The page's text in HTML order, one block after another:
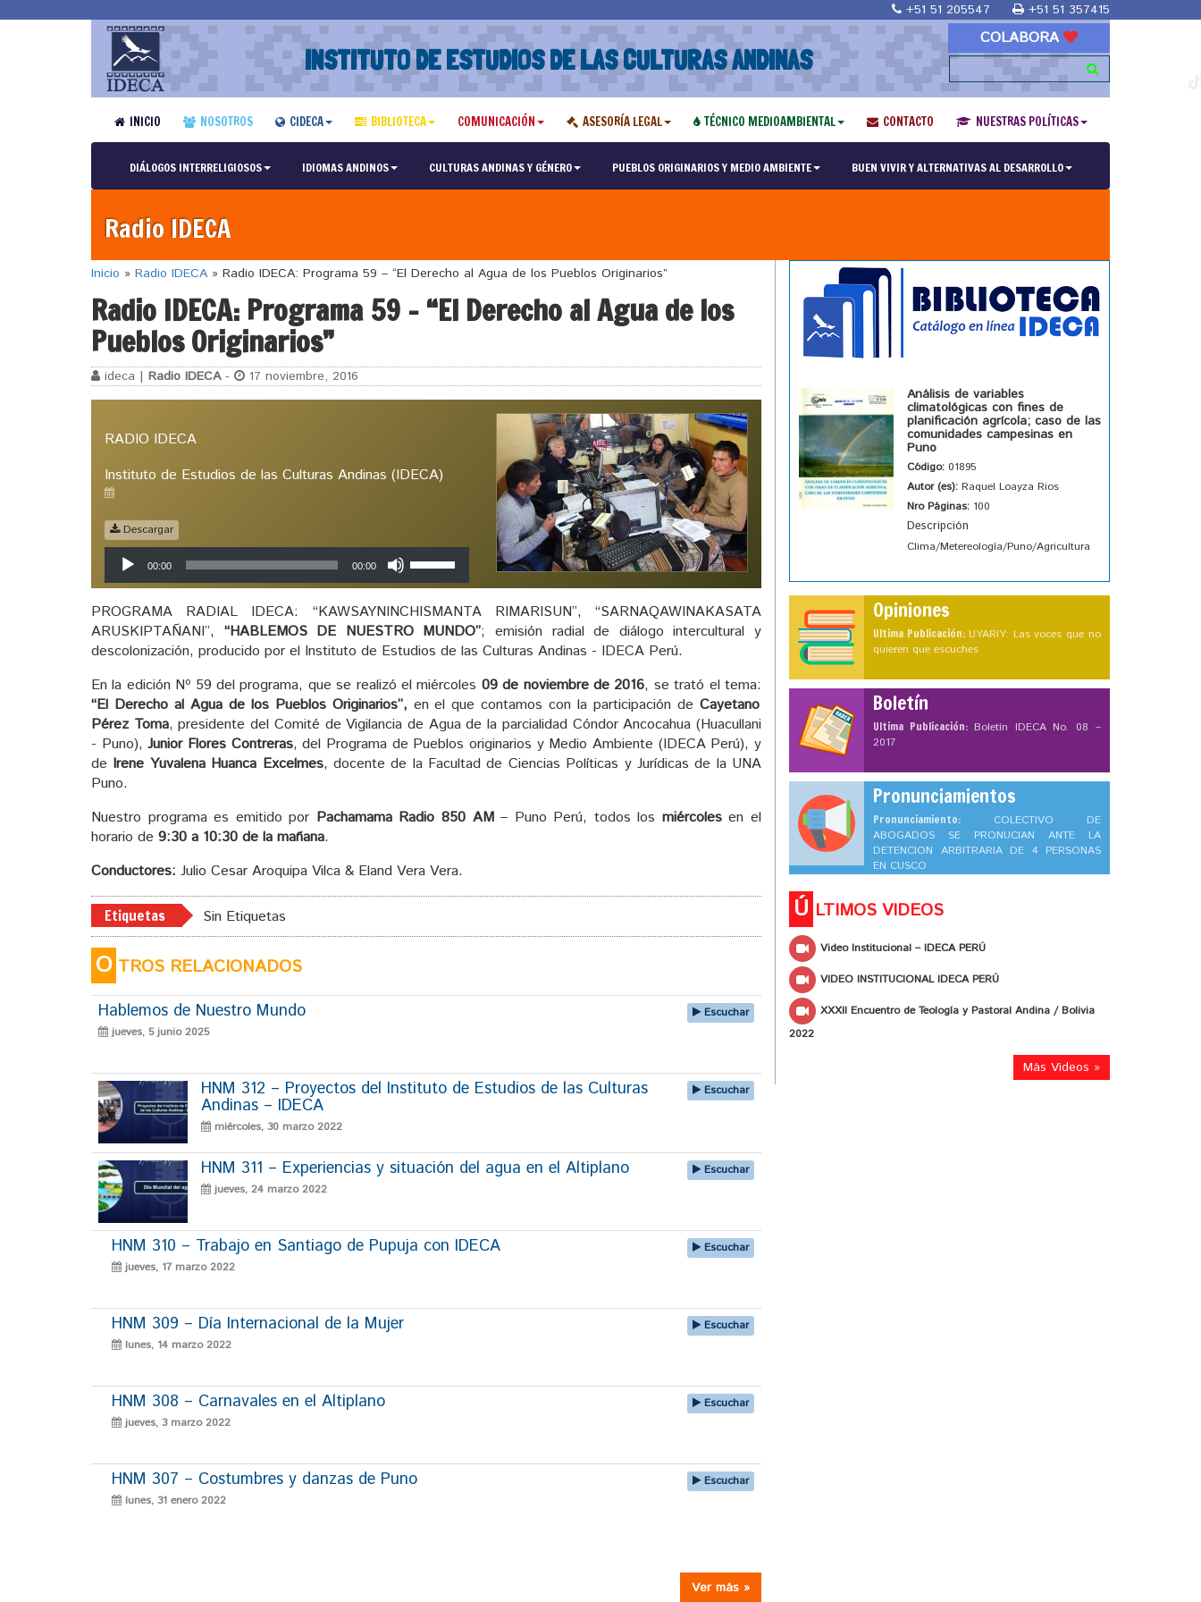
+51 51 205547 +51 51 357415
INSTITUTO DE ESTUDIOS DE LAS CULTURAS ANDINAS
COLABORA
INICIO NOSOTROS CIDECA BIBLIOTECA COMUNICACIÓN ASESORÍA LEGAL TÉCNICO MEDIOAMBIENTAL CONTACTO NUESTRAS POLÍTICAS
DIÁLOGOS INTERRELIGIOSOS IDIOMAS ANDINOS CULTURAS ANDINAS Y GÉNERO PUEBLOS ORIGINARIOS Y MEDIO AMBIENTE BUEN VIVIR Y ALTERNATIVAS AL DESARROLLO
Radio IDECA
Inicio » Radio IDECA » Radio IDECA: Programa 59 – “El Derecho al Agua de los Pueblos Originarios”
Radio IDECA: Programa 59 – “El Derecho al Agua de los
Pueblos Originarios”
ideca | Radio IDECA- 17 noviembre, 2016
RADIO IDECA
Instituto de Estudios de las Culturas Andinas (IDECA)
Descargar
Reproductor
de
audio
00:00 00:00
de
flecha
arriba/abajo
aumentar
o
disminuir
el
volumen.
PROGRAMA RADIAL IDECA: “KAWSAYNINCHISMANTA RIMARISUN”, “SARNAQAWINAKASATA
ARUSKIPTAÑANI”, “HABLEMOS DE NUESTRO MUNDO”; emisión radial de diálogo intercultural y
descolonización, producido por el Instituto de Estudios de las Culturas Andinas - IDECA Perú.
En la edición Nº 59 del programa, que se realizó el miércoles 09 de noviembre de 2016, se trató el tema:
“El Derecho al Agua de los Pueblos Originarios”, en el que contamos con la participación de Cayetano
Pérez Toma, presidente del Comité de Vigilancia de Agua de la parcialidad Cóndor Ancocahua (Huacullani
- Puno),Junior Flores Contreras, del Programa de Pueblos originarios y Medio Ambiente (IDECA Perú), y
de Irene Yuvalena Huanca Excelmes, docente de la Facultad de Ciencias Políticas y Jurídicas de la UNA
Puno.
Nuestro programa es emitido por Pachamama Radio 850 AM– Puno Perú, todos los miércolesen el
horario de 9:30 a 10:30 de la mañana.
Conductores: Julio Cesar Aroquipa Vilca & Eland Vera Vera.
Etiquetas Sin Etiquetas
O TROS RELACIONADOS
Hablemos de Nuestro Mundo
jueves, 5 junio 2025
Escuchar
HNM 312 – Proyectos del Instituto de Estudios de las Culturas
Andinas – IDECA
miércoles, 30 marzo 2022
Escuchar
HNM 311 – Experiencias y situación del agua en el Altiplano
jueves, 24 marzo 2022
Escuchar
HNM 310 – Trabajo en Santiago de Pupuja con IDECA
jueves, 17 marzo 2022
Escuchar
HNM 309 – Día Internacional de la Mujer
lunes, 14 marzo 2022
Escuchar
HNM 308 – Carnavales en el Altiplano
jueves, 3 marzo 2022
Escuchar
HNM 307 – Costumbres y danzas de Puno
lunes, 31 enero 2022
Escuchar
Ver más »
Análisis de variables
climatológicas con fines de
planificación agrícola; caso de las
comunidades campesinas en
Puno
Código: 01895
Autor (es): Raquel Loayza Rios
Nro Páginas: 100
Descripción
Clima/Metereología/Puno/Agricultura
Opiniones
Ultima Publicación: UYARIY: Las voces que no
quieren que escuches
Boletín
Ultima Publicación: Boletín IDECA No. 08 –
2017
Pronunciamientos
Pronunciamiento: COLECTIVO DE
ABOGADOS SE PRONUCIAN ANTE LA
DETENCION ARBITRARIA DE 4 PERSONAS
EN CUSCO
Ú LTIMOS VIDEOS
Video Institucional – IDECA PERÚ
VIDEO INSTITUCIONAL IDECA PERÚ
XXXII Encuentro de Teología y Pastoral Andina / Bolivia
2022
Más Videos »